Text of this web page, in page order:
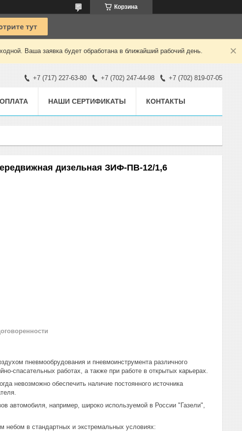
Корзина
Ваша заявка будет обработана в ближайший рабочий день.
+7 (717) 227-63-80 +7 (702) 247-44-98 +7 (702) 819-07-05
НАШИ СЕРТИФИКАТЫ КОНТАКТЫ
дизельная ЗИФ-ПВ-12/1,6
пневмообрудования и пневмоинструмента различного
спасательных работах, а также при работе в открытых карьерах.
невозможно обеспечить наличие постоянного источника
например, широко используемой в России "Газели",
в стандартных и экстремальных условиях: